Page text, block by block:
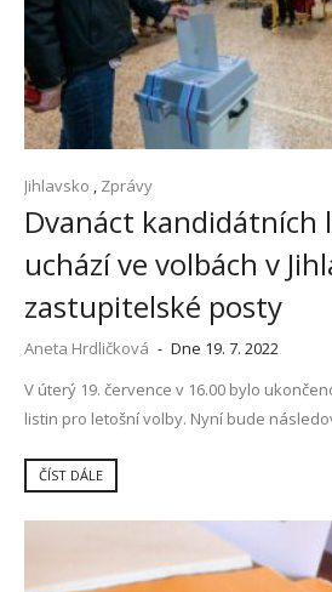
Jihlavsko Zprávy
Dvanáct kandidátních
uchází ve volbách v
zastupitelské posty
Aneta Hrdličková - Dne 19. 7. 2022
V úterý 19. července v 16.00 bylo
listin pro letošní volby. Nyní bude
ČÍST DÁLE